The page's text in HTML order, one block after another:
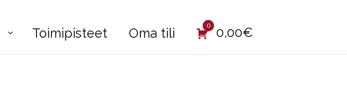
Toimipisteet Oma tili 0 0,00€